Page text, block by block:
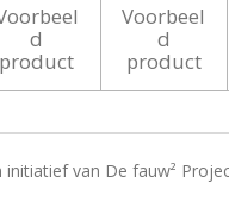
d
product
Voorbeel
d
product
initiatief van De fauw²